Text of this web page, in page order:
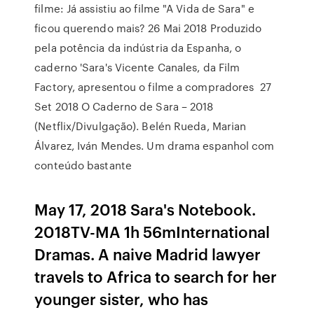
filme: Já assistiu ao filme "A Vida de Sara" e
ficou querendo mais? 26 Mai 2018 Produzido
pela potência da indústria da Espanha, o
caderno 'Sara's Vicente Canales, da Film
Factory, apresentou o filme a compradores 27
Set 2018 O Caderno de Sara – 2018
(Netflix/Divulgação). Belén Rueda, Marian
Álvarez, Iván Mendes. Um drama espanhol com
conteúdo bastante
May 17, 2018 Sara's Notebook.
2018TV-MA 1h 56mInternational
Dramas. A naive Madrid lawyer
travels to Africa to search for her
younger sister, who has